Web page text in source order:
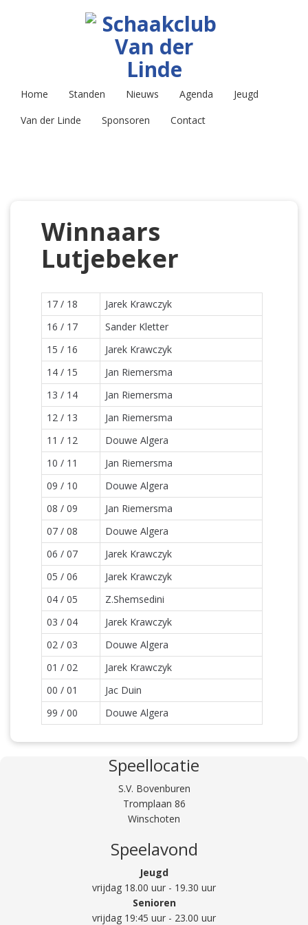
Home Standen Nieuws Agenda
Jeugd
Van der Linde
Sponsoren Contact
Winnaars
Lutjebeker
17 / 18
Jarek Krawczyk
16 / 17
Sander Kletter
15 / 16
Jarek Krawczyk
14 / 15
Jan Riemersma
13 / 14
Jan Riemersma
12 / 13
Jan Riemersma
11 / 12
Douwe Algera
10 / 11
Jan Riemersma
09 / 10
Douwe Algera
08 / 09
Jan Riemersma
07 / 08
Douwe Algera
06 / 07
Jarek Krawczyk
05 / 06
Jarek Krawczyk
04 / 05
Z.Shemsedini
03 / 04
Jarek Krawczyk
02 / 03
Douwe Algera
01 / 02
Jarek Krawczyk
00 / 01
Jac Duin
99 / 00
Douwe Algera
Speellocatie
S.V. Bovenburen
Tromplaan 86
Winschoten
Speelavond
Jeugd
vrijdag 18.00 uur - 19.30 uur
Senioren
vrijdag 19:45 uur - 23.00 uur